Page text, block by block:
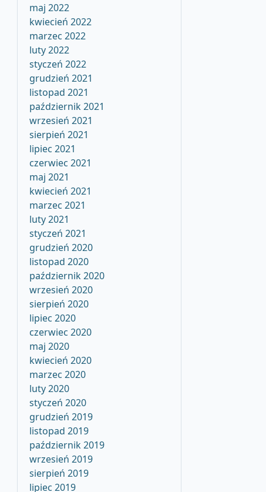
maj 2022
kwiecień 2022
marzec 2022
luty 2022
styczeń 2022
grudzień 2021
listopad 2021
październik 2021
wrzesień 2021
sierpień 2021
lipiec 2021
czerwiec 2021
maj 2021
kwiecień 2021
marzec 2021
luty 2021
styczeń 2021
grudzień 2020
listopad 2020
październik 2020
wrzesień 2020
sierpień 2020
lipiec 2020
czerwiec 2020
maj 2020
kwiecień 2020
marzec 2020
luty 2020
styczeń 2020
grudzień 2019
listopad 2019
październik 2019
wrzesień 2019
sierpień 2019
lipiec 2019